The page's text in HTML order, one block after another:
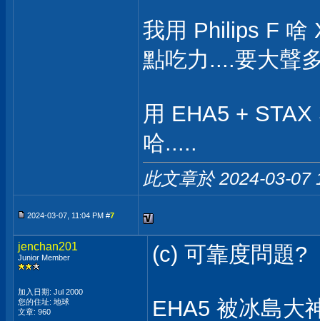
我用 Philips F 啥
點吃力....要大聲
用 EHA5 +
哈.....
此文章於 2024-03-07
2024-03-07, 11:04 PM #7
jenchan201
Junior Member
加入日期: Jul 2000
您的住址: 地球
文章: 960
(c) 可靠度問題?
EHA5 被冰島大